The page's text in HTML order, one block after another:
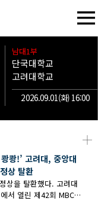
남대1부
단국대학교
고려대학교
2026.09.01(화) 16:00
┼
쾅!’ 고려대, 중앙대
상 탈환
상을 탈환했다. 고려대
서 열린 제42회 MBC배